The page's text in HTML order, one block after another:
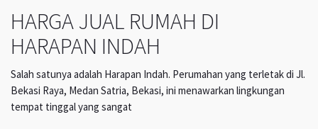
HARGA JUAL RUMAH DI
HARAPAN INDAH
Salah satunya adalah Harapan Indah. Perumahan yang terletak di Jl.
Bekasi Raya, Medan Satria, Bekasi, ini menawarkan lingkungan
tempat tinggal yang sangat